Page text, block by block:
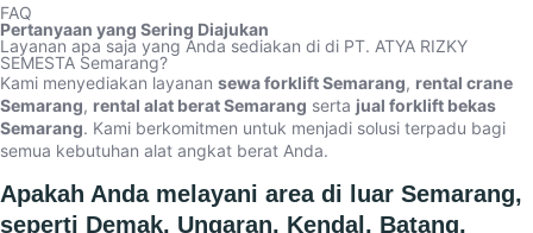
FAQ
Pertanyaan yang Sering Diajukan
Layanan apa saja yang Anda sediakan di di PT. ATYA RIZKY
SEMESTA Semarang?
Kami menyediakan layanan sewa forklift Semarang, rental crane
Semarang, rental alat berat Semarang serta jual forklift bekas
Semarang. Kami berkomitmen untuk menjadi solusi terpadu bagi
semua kebutuhan alat angkat berat Anda.
Apakah Anda melayani area di luar Semarang,
seperti Demak, Ungaran, Kendal, Batang,